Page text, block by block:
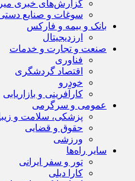
گزارش‌های خبری
سوغات و صنایع
بانک و بیمه و فارکس
ارزدیجیتال
صنعت و تجارت و خدمات
فناوری
اقتصاد گردشگری
خودرو
کارآفرینی و بازاریابی
عمومی و سرگرمی
پزشکی، سلامت و
حقوق و قضایی
ورزشی
سایر راه‌ها
تور و سفر ایرانی
کارا دیلی